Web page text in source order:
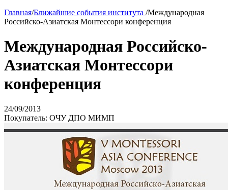
Главная/Ближайшие события института /Международная
Российско-Азиатская Монтессори конференция
Международная Российско-
Азиатская Монтессори
конференция
24/09/2013
Покупатель: ОЧУ ДПО МИМП